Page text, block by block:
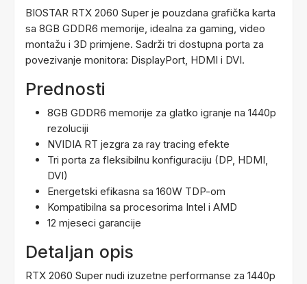
BIOSTAR RTX 2060 Super je pouzdana grafička karta
sa 8GB GDDR6 memorije, idealna za gaming, video
montažu i 3D primjene. Sadrži tri dostupna porta za
povezivanje monitora: DisplayPort, HDMI i DVI.
Prednosti
8GB GDDR6 memorije za glatko igranje na 1440p
rezoluciji
NVIDIA RT jezgra za ray tracing efekte
Tri porta za fleksibilnu konfiguraciju (DP, HDMI,
DVI)
Energetski efikasna sa 160W TDP-om
Kompatibilna sa procesorima Intel i AMD
12 mjeseci garancije
Detaljan opis
RTX 2060 Super nudi izuzetne performanse za 1440p